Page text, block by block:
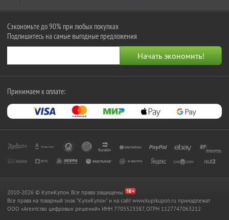
Сэкономьте до 90% при любых покупках
Подпишитесь на самые выгодные предложения
Принимаем к оплате:
2010-2026 © КупиКупон. Все права защищены.
Все права на товарный знак "КупиКупон" и на сайт www.kupikupon.ru принадлежат
OOO «Агентство цифровых решений» ИНН 7705523387, ОГРН 1127747063212